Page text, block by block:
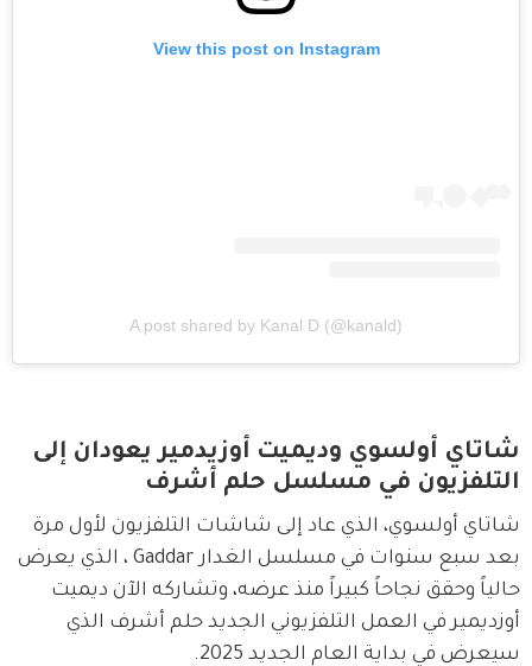
View this post on Instagram
A post shared by Kanal D (@kanald)
شاتاي أولسوي وديميت أوزيدمير يعودان إلى
التلفزيون في مسلسل حلم أشرف
شاتاي أولسوي، الذي عاد إلى شاشات التلفزيون لأول مرة
بعد سبع سنوات في مسلسل الغدار Gaddar ، الذي يعرض
حالياً وحقق نجاحاً كبيراً منذ عرضه، وتشاركه الآن ديميت
أوزديمير في العمل التلفزيوني الجديد حلم أشرف الذي
سيعرض في بداية العام الجديد 2025.